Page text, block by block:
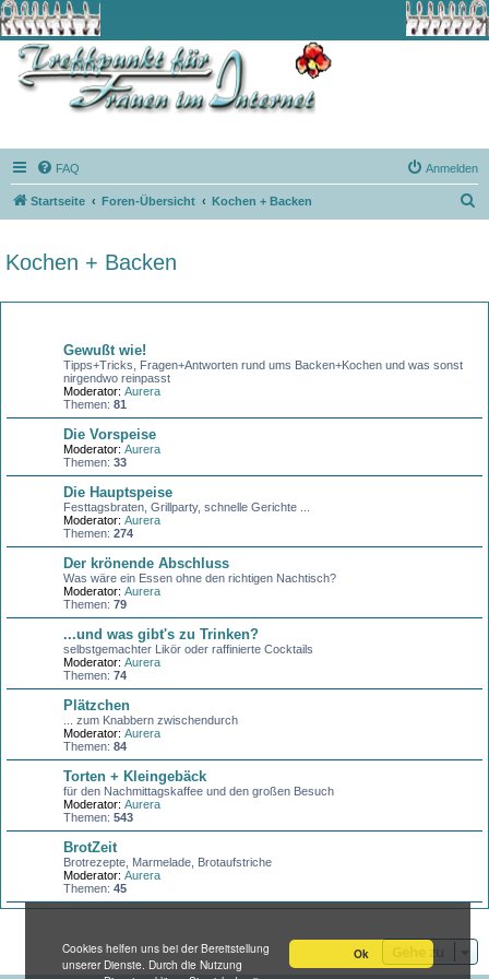
Ok
Cookies helfen uns bei der Bereitstellung
unserer Dienste. Durch die Nutzung
FAQ Anmelden
Startseite Foren-Übersicht Kochen + Backen
e
Kochen + Backen
Gewußt wie!
Tipps+Tricks, Fragen+Antworten rund ums Backen+Kochen und was sonst
nirgendwo reinpasst
Moderator: Aurera
Themen: 81
Die Vorspeise
Moderator: Aurera
Themen: 33
Die Hauptspeise
Festtagsbraten, Grillparty, schnelle Gerichte ...
Moderator: Aurera
Themen: 274
Der krönende Abschluss
Was wäre ein Essen ohne den richtigen Nachtisch?
Moderator: Aurera
Themen: 79
...und was gibt's zu Trinken?
selbstgemachter Likör oder raffinierte Cocktails
Moderator: Aurera
Themen: 74
Plätzchen
... zum Knabbern zwischendurch
Moderator: Aurera
Themen: 84
Torten + Kleingebäck
für den Nachmittagskaffee und den großen Besuch
Moderator: Aurera
Themen: 543
BrotZeit
Brotrezepte, Marmelade, Brotaufstriche
Moderator: Aurera
Themen: 45
Gehe zu